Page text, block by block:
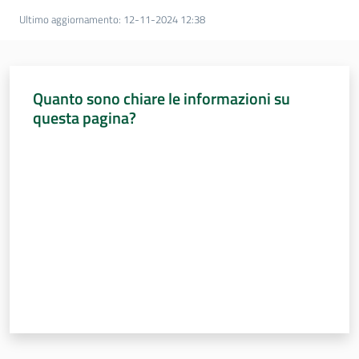
Ultimo aggiornamento: 12-11-2024 12:38
Quanto sono chiare le informazioni su
questa pagina?